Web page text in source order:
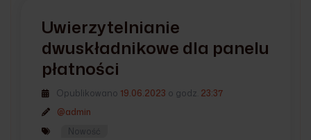
Uwierzytelnianie
dwuskładnikowe dla panelu
płatności
Opublikowano 19.06.2023 o godz. 23:37
@admin
Nowość